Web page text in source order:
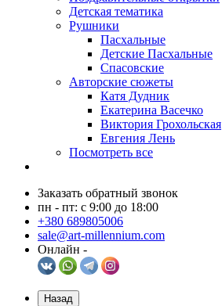
Детская тематика
Рушники
Пасхальные
Детские Пасхальные
Спасовские
Авторские сюжеты
Катя Дудник
Екатерина Васечко
Виктория Грохольская
Евгения Лень
Посмотреть все
Заказать обратный звонок
пн - пт: с 9:00 до 18:00
+380 689805006
sale@art-millennium.com
Онлайн -
Назад